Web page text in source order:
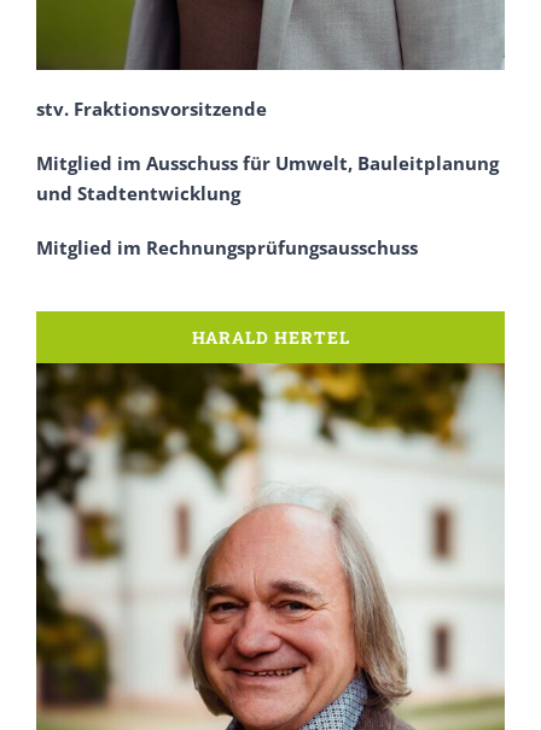
stv. Fraktionsvorsitzende
Mitglied im Ausschuss für Umwelt, Bauleitplanung
und Stadtentwicklung
Mitglied im Rechnungsprüfungsausschuss
HARALD HERTEL